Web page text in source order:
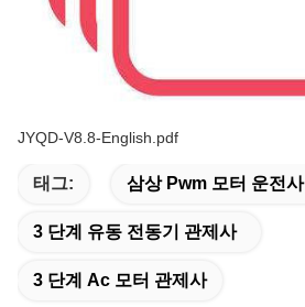
JYQD-V8.8-English.pdf
태그: 삼상 Pwm 모터 운전사
3 단계 유동 전동기 관제사
3 단계 Ac 모터 관제사